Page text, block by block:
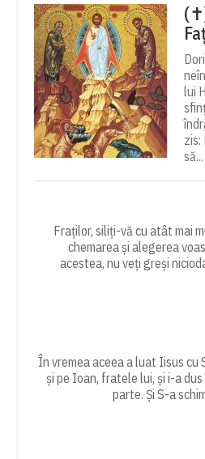
lui
zis:
să...
Fraților, siliți-vă cu atât mai
chemarea și alegerea
acestea, nu veți greși
În vremea aceea a luat Iisus cu
și pe Ioan, fratele lui, și i-a
parte. Și S-a